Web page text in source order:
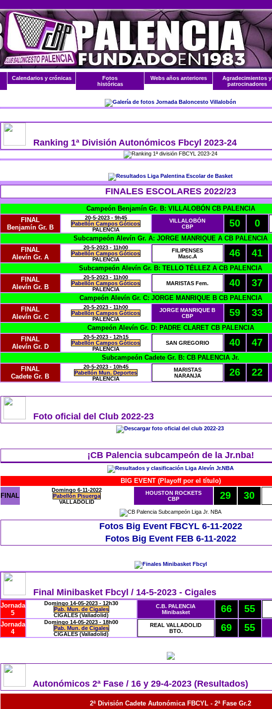
Calendarios y crónicas
Fotos
históricas
Webs años anteriores
Agradecimientos y
patrocinadores
Ranking 1ª División Autonómicos Fbcyl 2023-24
FINALES ESCOLARES 2022/23
Campeón Benjamín Gr. B: VILLALOBÓN CB PALENCIA
FINAL
Benjamín Gr. B
20-5-2023 - 9h45
Pabellón Campos Góticos
PALENCIA
VILLALOBÓN
CBP
50 0
Subcampeón Alevín Gr. A: JORGE MANRIQUE A CB PALENCIA
FINAL
Alevín Gr. A
20-5-2023 - 11h00
Pabellón Campos Góticos
PALENCIA
FILIPENSES
Masc.A
46 41
Subcampeón Alevín Gr. B: TELLO TÉLLEZ A CB PALENCIA
FINAL
Alevín Gr. B
20-5-2023 - 11h00
Pabellón Campos Góticos
PALENCIA
MARISTAS Fem. 40 37
Campeón Alevín Gr. C: JORGE MANRIQUE B CB PALENCIA
FINAL
Alevín Gr. C
20-5-2023 - 11h00
Pabellón Campos Góticos
PALENCIA
JORGE MANRIQUE B
CBP
59 33
Campeón Alevín Gr. D: PADRE CLARET CB PALENCIA
FINAL
Alevín Gr. D
20-5-2023 - 12h15
Pabellón Campos Góticos
PALENCIA
SAN GREGORIO 40 47
Subcampeón Cadete Gr. B: CB PALENCIA Jr.
FINAL
Cadete Gr. B
20-5-2023 - 10h45
Pabellón Mun. Deportes
PALENCIA
MARISTAS
NARANJA
26 22
Foto oficial del Club 2022-23
¡CB Palencia subcampeón de la Jr.nba!
BIG EVENT (Playoff por el título)
FINAL
Domingo 6-11-2022
Pabellón Pisuerga
VALLADOLID
HOUSTON ROCKETS
CBP
29 30
Fotos Big Event FBCYL 6-11-2022
Fotos Big Event FEB 6-11-2022
Final Minibasket Fbcyl / 14-5-2023 - Cigales
Jornada
5
Domingo 14-05-2023 - 12h30
Pab. Mun. de Cigales
CIGALES (Valladolid)
C.B. PALENCIA
Minibasket
66 55
Jornada
4
Domingo 14-05-2023 - 18h00
Pab. Mun. de Cigales
CIGALES (Valladolid)
REAL VALLADOLID
BTO.
69 55
Autonómicos 2ª Fase / 16 y 29-4-2023 (Resultados)
2ª División Cadete Autonómica FBCYL - 2ª Fase Gr.2